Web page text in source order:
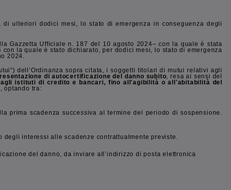
ulteriori dodici mesi, lo stato di emergenza in conseguenza degli
Gazzetta Ufficiale n. 187 del 10 agosto 2024– con la quale è stata
la quale è stato dichiarato, per dodici mesi, lo stato di emergenza
2024.
dell’Ordinanza sopra citata, i soggetti titolari di mutui relativi agli
di autocertificazione del danno subito, resa ai sensi del
istituti di credito e bancari, fino all'agibilità o all'abitabilità del
, optando tra:
prima scadenza successiva al termine del periodo di sospensione.
interessi alle scadenze contrattualmente previste.
del danno, da inviare all’indirizzo di posta elettronica